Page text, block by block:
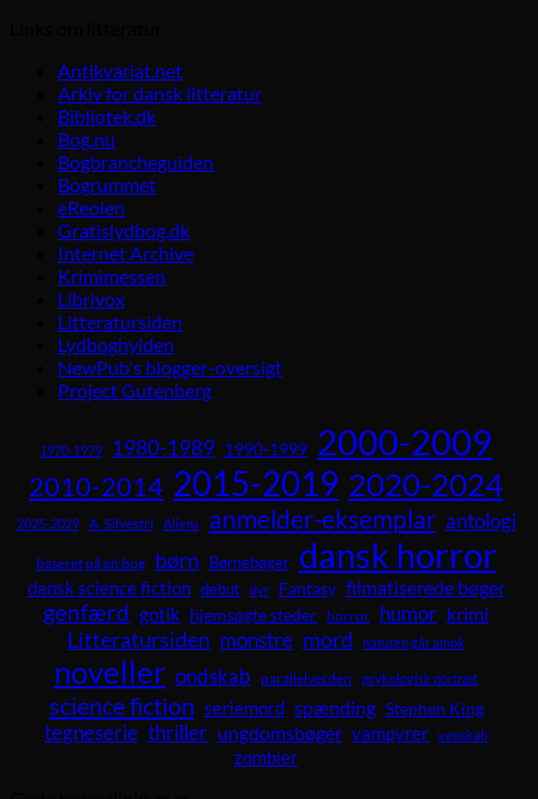
Antikvariat.net
Arkiv for dansk litteratur
Bibliotek.dk
Bog.nu
Bogbrancheguiden
Bogrummet
eReolen
Gratislydbog.dk
Internet Archive
Krimimessen
Librivox
Litteratursiden
Lydboghylden
NewPub's blogger-oversigt
Project Gutenberg
1970-1979 1980-1989 1990-1999 2000-2009
2010-2014 2015-2019 2020-2024
2025-2029 A. Silvestri Aliens anmelder-eksemplar antologi
baseret på en bog børn Børnebøger dansk horror
dansk science fiction debut dyr Fantasy filmatiserede bøger
genfærd gotik hjemsøgte steder horror humor krimi
Litteratursiden monstre mord naturen går amok
noveller ondskab parallelverden psykologisk portræt
science fiction seriemord spænding Stephen King
tegneserie thriller ungdomsbøger vampyrer venskab
zombier